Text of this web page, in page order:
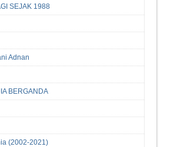
SEJAK 1988
Adnan
BERGANDA
(2002-2021)